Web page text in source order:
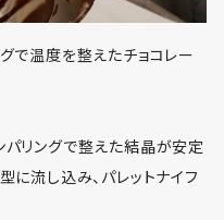
で温度を整えたチョコレー
パリングで整えた結晶が安定
に流し込み、パレットナイフ